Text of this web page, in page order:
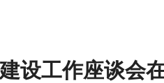
设工作座谈会